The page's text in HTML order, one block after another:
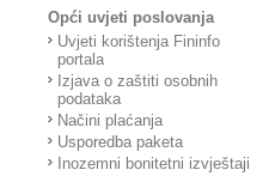
Opći uvjeti poslovanja
Uvjeti korištenja Fininfo
portala
Izjava o zaštiti osobnih
podataka
Načini plaćanja
Usporedba paketa
Inozemni bonitetni izvještaji